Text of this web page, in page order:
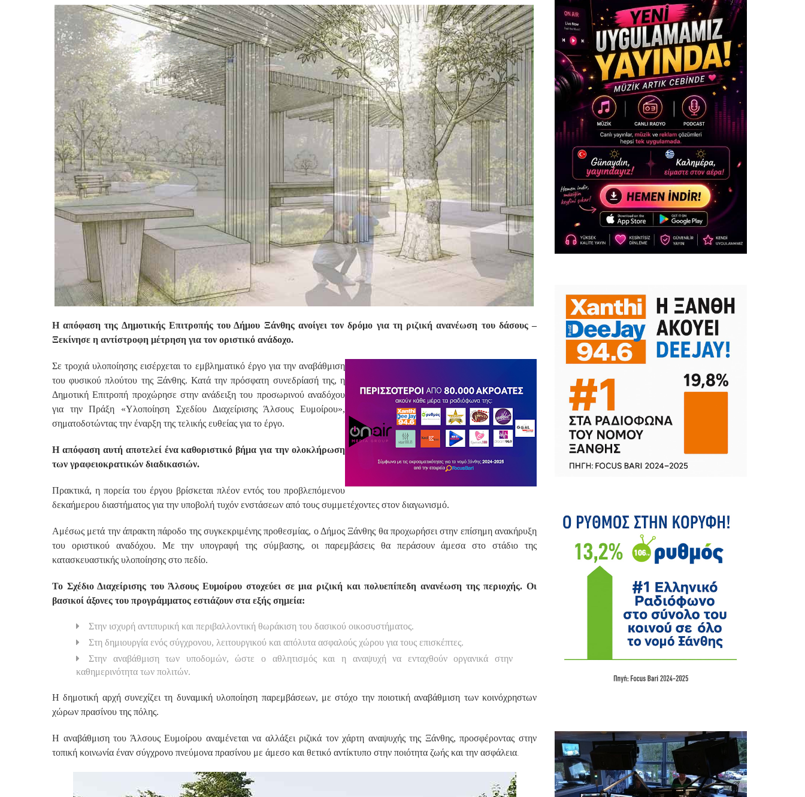
Η απόφαση της Δημοτικής Επιτροπής του Δήμου Ξάνθης ανοίγει τον δρόμο για τη ριζική ανανέωση του δάσους –
Ξεκίνησε η αντίστροφη μέτρηση για τον οριστικό ανάδοχο.
Σε τροχιά υλοποίησης εισέρχεται το εμβληματικό έργο για την αναβάθμιση
του φυσικού πλούτου της Ξάνθης. Κατά την πρόσφατη συνεδρίασή της, η
Δημοτική Επιτροπή προχώρησε στην ανάδειξη του προσωρινού αναδόχου
για την Πράξη «Υλοποίηση Σχεδίου Διαχείρισης Άλσους Ευμοίρου»,
σηματοδοτώντας την έναρξη της τελικής ευθείας για το έργο.
Η απόφαση αυτή αποτελεί ένα καθοριστικό βήμα για την ολοκλήρωση
των γραφειοκρατικών διαδικασιών.
Πρακτικά, η πορεία του έργου βρίσκεται πλέον εντός του προβλεπόμενου
δεκαήμερου διαστήματος για την υποβολή τυχόν ενστάσεων από τους συμμετέχοντες στον διαγωνισμό.
Αμέσως μετά την άπρακτη πάροδο της συγκεκριμένης προθεσμίας, ο Δήμος Ξάνθης θα προχωρήσει στην επίσημη ανακήρυξη
του οριστικού αναδόχου. Με την υπογραφή της σύμβασης, οι παρεμβάσεις θα περάσουν άμεσα στο στάδιο της
κατασκευαστικής υλοποίησης στο πεδίο.
Το Σχέδιο Διαχείρισης του Άλσους Ευμοίρου στοχεύει σε μια ριζική και πολυεπίπεδη ανανέωση της περιοχής. Οι
βασικοί άξονες του προγράμματος εστιάζουν στα εξής σημεία:
Στην ισχυρή αντιπυρική και περιβαλλοντική θωράκιση του δασικού οικοσυστήματος.
Στη δημιουργία ενός σύγχρονου, λειτουργικού και απόλυτα ασφαλούς χώρου για τους επισκέπτες.
Στην αναβάθμιση των υποδομών, ώστε ο αθλητισμός και η αναψυχή να ενταχθούν οργανικά στην
καθημερινότητα των πολιτών.
Η δημοτική αρχή συνεχίζει τη δυναμική υλοποίηση παρεμβάσεων, με στόχο την ποιοτική αναβάθμιση των κοινόχρηστων
χώρων πρασίνου της πόλης.
Η αναβάθμιση του Άλσους Ευμοίρου αναμένεται να αλλάξει ριζικά τον χάρτη αναψυχής της Ξάνθης, προσφέροντας στην
τοπική κοινωνία έναν σύγχρονο πνεύμονα πρασίνου με άμεσο και θετικό αντίκτυπο στην ποιότητα ζωής και την ασφάλεια.